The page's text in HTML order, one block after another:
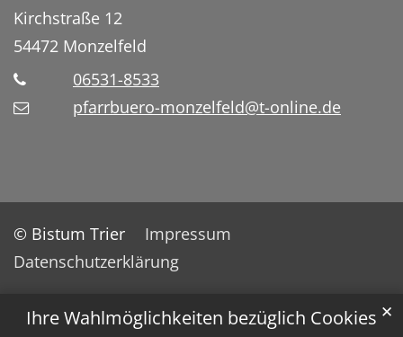
Ihre Wahlmöglichkeiten bezüglich Cookies ✕
Kirchstraße 12
54472 Monzelfeld
06531-8533
pfarrbuero-monzelfeld@t-online.de
© Bistum Trier
Impressum
Datenschutzerklärung